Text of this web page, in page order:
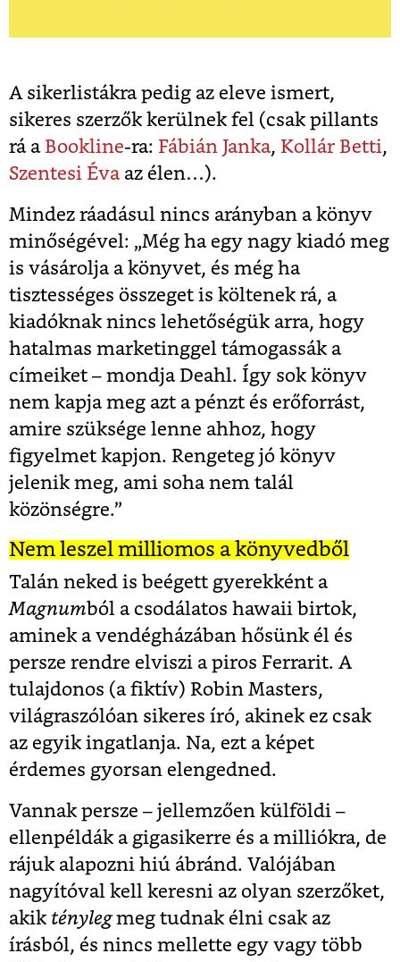
A sikerlistákra pedig az eleve ismert,
sikeres szerzők kerülnek fel (csak pillants
rá a Bookline-ra: Fábián Janka, Kollár Betti,
Szentesi Évaaz élen…).
Mindez ráadásul nincs arányban a könyv
minőségével: „Még ha egy nagy kiadó meg
is vásárolja a könyvet, és még ha
tisztességes összeget is költenek rá, a
kiadóknak nincs lehetőségük arra, hogy
hatalmas marketinggel támogassák a
címeiket – mondja Deahl. Így sok könyv
nem kapja meg azt a pénzt és erőforrást,
amire szüksége lenne ahhoz, hogy
figyelmet kapjon. Rengeteg jó könyv
jelenik meg, ami soha nem talál
közönségre.”
Nem leszel milliomos a könyvedből
Talán neked is beégett gyerekként a
Magnumból a csodálatos hawaii birtok,
aminek a vendégházában hősünk él és
persze rendre elviszi a piros Ferrarit. A
tulajdonos (a fiktív) Robin Masters,
világraszólóan sikeres író, akinek ez csak
az egyik ingatlanja. Na, ezt a képet
érdemes gyorsan elengedned.
Vannak persze – jellemzően külföldi –
ellenpéldák a gigasikerre és a milliókra, de
rájuk alapozni hiú ábránd. Valójában
nagyítóval kell keresni az olyan szerzőket,
akik ténylegmeg tudnak élni csak az
írásból, és nincs mellette egy vagy több